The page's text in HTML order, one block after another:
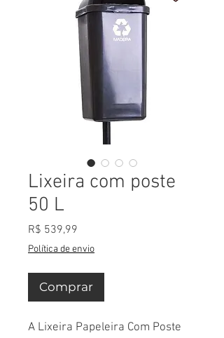
Lixeira com poste
50 L
R$ 539,99
Política de envio
Comprar
A Lixeira Papeleira Com Poste